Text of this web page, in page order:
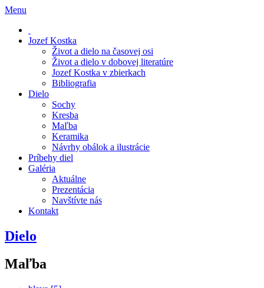
Menu
Jozef Kostka
Život a dielo na časovej osi
Život a dielo v dobovej literatúre
Jozef Kostka v zbierkach
Bibliografia
Dielo
Sochy
Kresba
Maľba
Keramika
Návrhy obálok a ilustrácie
Príbehy diel
Galéria
Aktuálne
Prezentácia
Navštívte nás
Kontakt
Dielo
Maľba